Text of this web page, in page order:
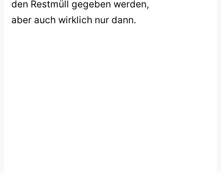
den Restmüll gegeben werden,
aber auch wirklich nur dann.